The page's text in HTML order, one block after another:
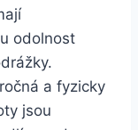
odolnost
a ⁣fyzicky
jsou